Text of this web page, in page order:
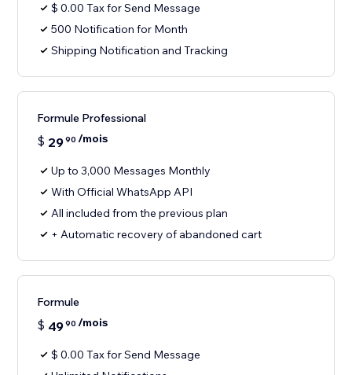
$ 0.00 Tax for Send Message
500 Notification for Month
Shipping Notification and Tracking
Formule Professional
$ 2990 /mois
Up to 3,000 Messages Monthly
With Official WhatsApp API
All included from the previous plan
+ Automatic recovery of abandoned cart
Formule
$ 4990 /mois
$ 0.00 Tax for Send Message